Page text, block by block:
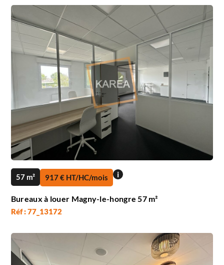
57 m² 917 € HT/HC/mois i
Bureaux à louer Magny-le-hongre 57 m²
Réf : 77_13172